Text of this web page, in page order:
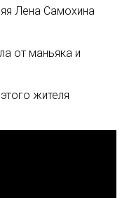
Лена Самохина
от маньяка и
жителя